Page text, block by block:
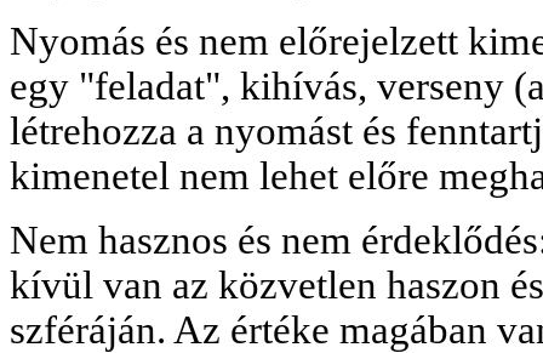
Nyomás és nem előrejelzett
egy "feladat", kihívás, verseny
létrehozza a nyomást és
kimenetel nem lehet előre
Nem hasznos és nem
kívül van az közvetlen haszon
szféráján. Az értéke magában